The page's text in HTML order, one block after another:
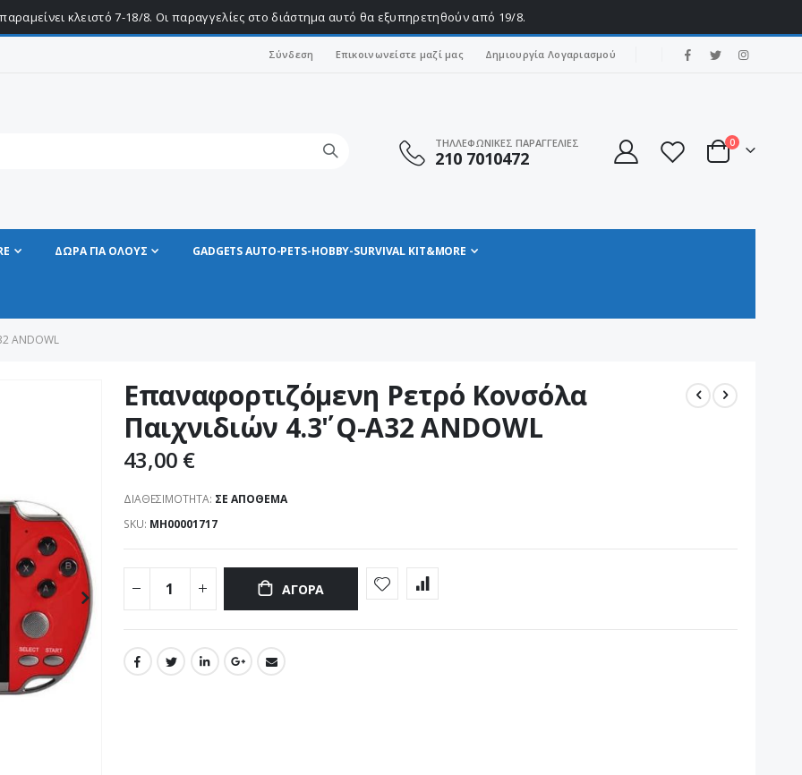
κλειστό 7-18/8. Οι παραγγελίες στο διάστημα αυτό θα εξυπηρετηθούν από 19/8.
Σύνδεση Επικοινωνείστε μαζί μας Δημιουργία Λογαριασμού
ΤΗΛΛΕΦΩΝΙΚΕΣ ΠΑΡΑΓΓΕΛΙΕΣ
210 7010472 Cart
0στοιχεία
ΔΩΡΑ ΓΙΑ ΟΛΟΥΣ GADGETS AUTO-PETS-HOBBY-SURVIVAL KIT&MORE
ANDOWL
Επαναφορτιζόμενη Ρετρό Κονσόλα
Παιχνιδιών 4.3΄' Q-A32 ANDOWL
43,00 €
ΔΙΑΘΕΣΙΜΌΤΗΤΑ: ΣΕ ΑΠΌΘΕΜΑ
SKU ΜΗ00001717
ΑΓΟΡΆ